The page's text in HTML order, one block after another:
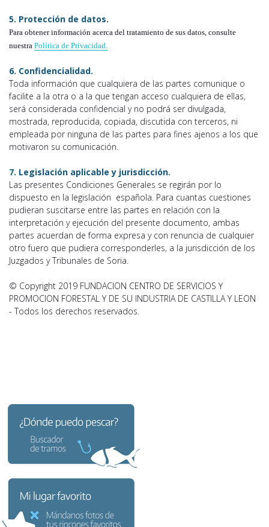
5. Protección de datos.
Para obtener información acerca del tratamiento de sus datos, consulte
nuestra Política de Privacidad.
6. Confidencialidad.
Toda información que cualquiera de las partes comunique o
facilite a la otra o a la que tengan acceso cualquiera de ellas,
será considerada confidencial y no podrá ser divulgada,
mostrada, reproducida, copiada, discutida con terceros, ni
empleada por ninguna de las partes para fines ajenos a los que
motivaron su comunicación.
7. Legislación aplicable y jurisdicción.
Las presentes Condiciones Generales se regirán por lo
dispuesto en la legislación española. Para cuantas cuestiones
pudieran suscitarse entre las partes en relación con la
interpretación y ejecución del presente documento, ambas
partes acuerdan de forma expresa y con renuncia de cualquier
otro fuero que pudiera corresponderles, a la jurisdicción de los
Juzgados y Tribunales de Soria.
© Copyright 2019 FUNDACION CENTRO DE SERVICIOS Y
PROMOCION FORESTAL Y DE SU INDUSTRIA DE CASTILLA Y LEON
- Todos los derechos reservados.